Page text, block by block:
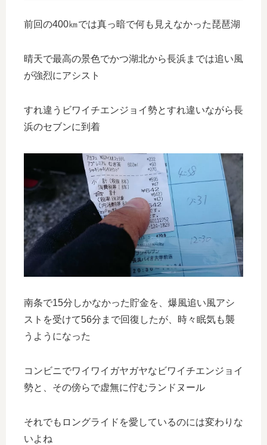
前回の400㎞では真っ暗で何も見えなかった琵琶湖
晴天で最高の景色でかつ湖北から長浜までは追い風
が強烈にアシスト
すれ違うビワイチエンジョイ勢とすれ違いながら長
浜のセブンに到着
南条で15分しかなかった貯金を、爆風追い風アシ
ストを受けて56分まで回復したが、時々眠気も襲
うようになった
コンビニでワイワイガヤガヤなビワイチエンジョイ
勢と、その傍らで虚無に佇むランドヌール
それでもロングライドを愛しているのには変わりな
いよね